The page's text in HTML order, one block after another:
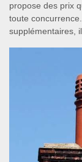
propose des prix
toute
supplémentaires,